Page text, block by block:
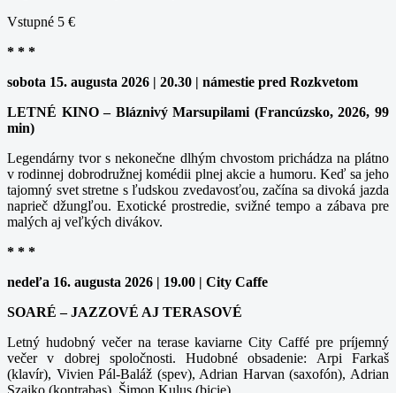
Vstupné 5 €
* * *
sobota 15. augusta 2026 | 20.30 | námestie pred Rozkvetom
LETNÉ KINO – Bláznivý Marsupilami (Francúzsko, 2026, 99
min)
Legendárny tvor s nekonečne dlhým chvostom prichádza na plátno
v rodinnej dobrodružnej komédii plnej akcie a humoru. Keď sa jeho
tajomný svet stretne s ľudskou zvedavosťou, začína sa divoká jazda
naprieč džungľou. Exotické prostredie, svižné tempo a zábava pre
malých aj veľkých divákov.
* * *
nedeľa 16. augusta 2026 | 19.00 | City Caffe
SOARÉ – JAZZOVÉ AJ TERASOVÉ
Letný hudobný večer na terase kaviarne City Caffé pre príjemný
večer v dobrej spoločnosti. Hudobné obsadenie: Arpi Farkaš
(klavír), Vivien Pál-Baláž (spev), Adrian Harvan (saxofón), Adrian
Szajko (kontrabas), Šimon Kulus (bicie).